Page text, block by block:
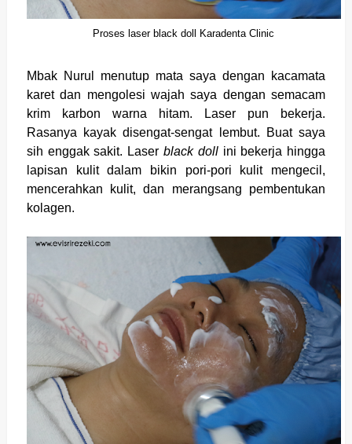
Proses laser black doll Karadenta Clinic
Mbak Nurul menutup mata saya dengan kacamata
karet dan mengolesi wajah saya dengan semacam
krim karbon warna hitam. Laser pun bekerja.
Rasanya kayak disengat-sengat lembut. Buat saya
sih enggak sakit. Laser black dollini bekerja hingga
lapisan kulit dalam bikin pori-pori kulit mengecil,
mencerahkan kulit, dan merangsang pembentukan
kolagen.